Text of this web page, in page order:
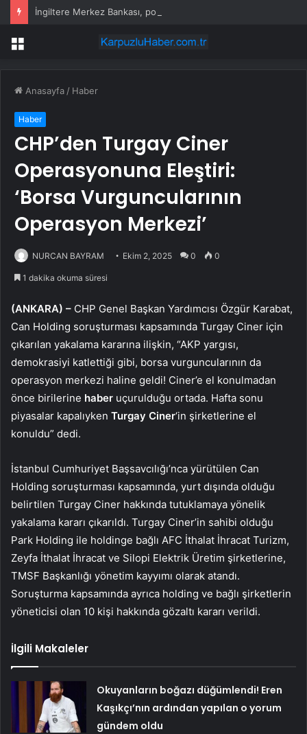
İngiltere Merkez Bankası, politika faizini sabit bıraktı
Menü
Anasayfa / Haber
Haber
CHP’den Turgay Ciner
Operasyonuna Eleştiri:
‘Borsa Vurguncularının
Operasyon Merkezi’
NURCAN BAYRAM Ekim 2, 2025 0 0
1 dakika okuma süresi
(ANKARA) – CHP Genel Başkan Yardımcısı Özgür Karabat,
Can Holding soruşturması kapsamında Turgay Ciner için
çıkarılan yakalama kararına ilişkin, “AKP yargısı,
demokrasiyi katlettiği gibi, borsa vurguncularının da
operasyon merkezi haline geldi! Ciner’e el konulmadan
önce birilerine haber uçurulduğu ortada. Hafta sonu
piyasalar kapalıyken Turgay Ciner‘in şirketlerine el
konuldu” dedi.
İstanbul Cumhuriyet Başsavcılığı’nca yürütülen Can
Holding soruşturması kapsamında, yurt dışında olduğu
belirtilen Turgay Ciner hakkında tutuklamaya yönelik
yakalama kararı çıkarıldı. Turgay Ciner’in sahibi olduğu
Park Holding ile holdinge bağlı AFC İthalat İhracat Turizm,
Zeyfa İthalat İhracat ve Silopi Elektrik Üretim şirketlerine,
TMSF Başkanlığı yönetim kayyımı olarak atandı.
Soruşturma kapsamında ayrıca holding ve bağlı şirketlerin
yöneticisi olan 10 kişi hakkında gözaltı kararı verildi.
İlgili Makaleler
Okuyanların boğazı düğümlendi! Eren
Kaşıkçı’nın ardından yapılan o yorum
gündem oldu